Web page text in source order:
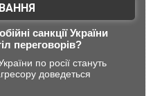
санкції України
переговорів?
по росії стануть
доведеться